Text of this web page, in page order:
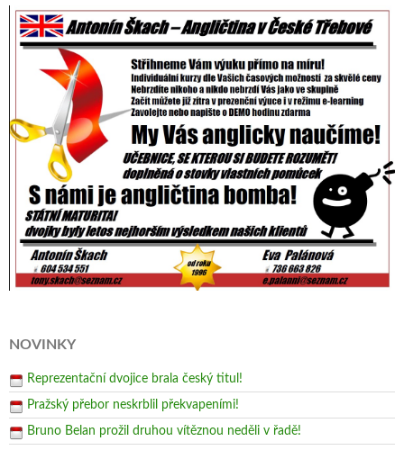
NOVINKY
Reprezentační dvojice brala český titul!
Pražský přebor neskrblil překvapeními!
Bruno Belan prožil druhou vítěznou neděli v řadě!